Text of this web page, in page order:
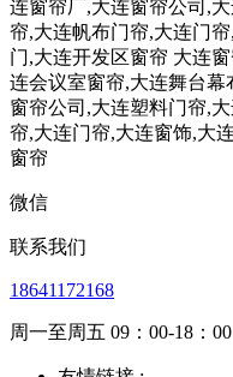
微信
联系我们
18641172168
周一至周五 09：00-18：00